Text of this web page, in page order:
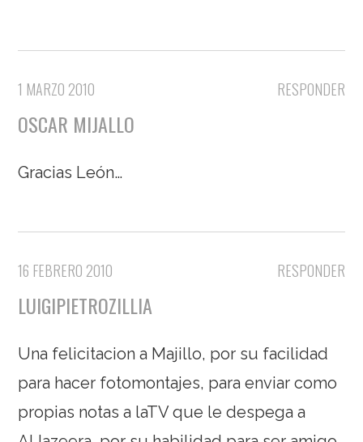
RESPONDER
1 MARZO 2010
OSCAR MIJALLO
Gracias León…
RESPONDER
16 FEBRERO 2010
LUIGIPIETROZILLIA
Una felicitacion a Majillo, por su facilidad
para hacer fotomontajes, para enviar como
propias notas a laTV que le despega a